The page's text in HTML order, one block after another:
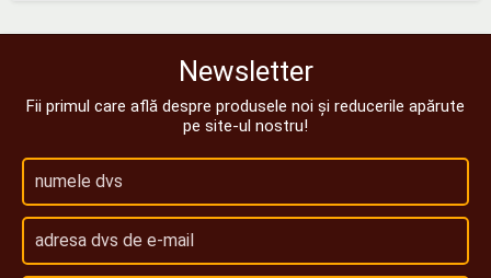
Newsletter
Fii primul care află despre produsele noi și reducerile apărute
pe site-ul nostru!